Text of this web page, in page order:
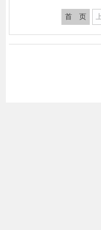
首 页